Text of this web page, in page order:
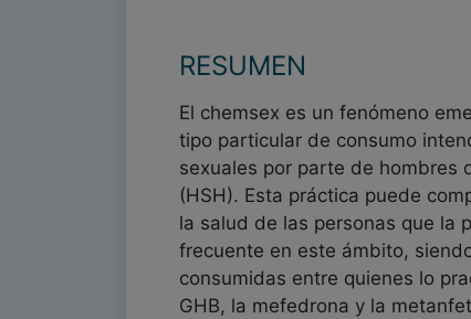
RESUMEN
El chemsex es un fenómeno
tipo particular de consumo
sexuales por parte de hombres
(HSH). Esta práctica puede
la salud de las personas que la
frecuente en este ámbito,
consumidas entre quienes lo
GHB, la mefedrona y la